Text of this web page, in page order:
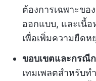
ต้องการเฉพาะขอ
ออกแบบ, และเนื้
เพื่อเพิ่มความยืดห
ขอบเขตและกรณี
เทมเพลตสำหรับท